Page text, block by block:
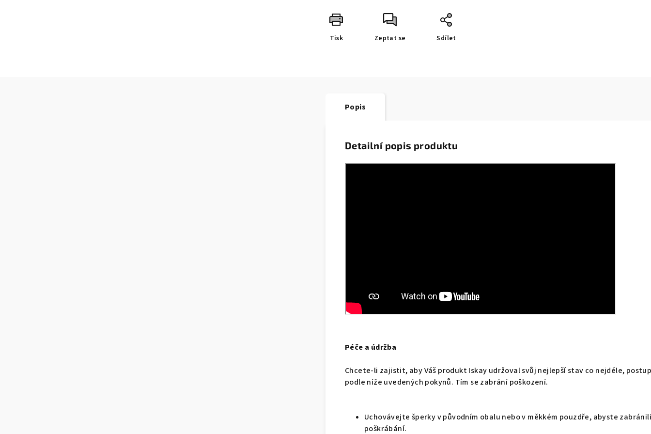
Tisk Zeptat se Sdílet
Popis
Detailní popis produktu
Péče a údržba
Chcete-li zajistit, aby Váš produkt Iskay udržoval svůj nejlepší stav co nejdéle,
podle níže uvedených pokynů. Tím se zabrání poškození.
Uchovávejte šperky v původním obalu nebo v měkkém pouzdře, abyste zabránili
poškrábání.